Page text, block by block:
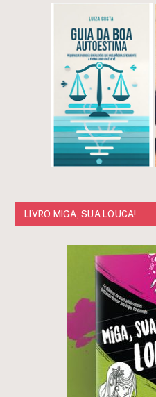
LIVRO MIGA, SUA LOUCA!